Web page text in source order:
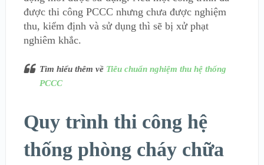
được thi công PCCC nhưng chưa được nghiệm
thu, kiểm định và sử dụng thì sẽ bị xử phạt
nghiêm khắc.
Tìm hiểu thêm về Tiêu chuẩn nghiệm thu hệ thống
PCCC
Quy trình thi công hệ
thống phòng cháy chữa